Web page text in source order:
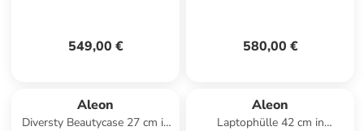
549,00 € 580,00 €
Aleon
Diversty Beautycase 27 cm in
Aleon
Laptophülle 42 cm in